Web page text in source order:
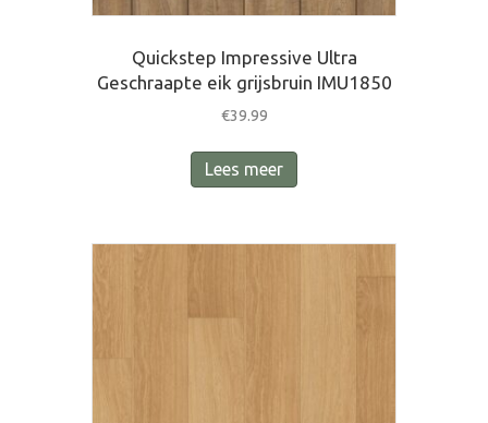
Quickstep Impressive Ultra
Geschraapte eik grijsbruin IMU1850
€39.99
Lees meer